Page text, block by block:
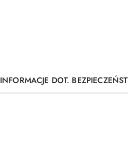
INFORMACJE DOT.